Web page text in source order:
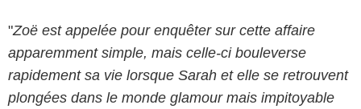
"Zoë est appelée pour enquêter sur cette affaire
apparemment simple, mais celle-ci bouleverse
rapidement sa vie lorsque Sarah et elle se retrouvent
plongées dans le monde glamour mais impitoyable